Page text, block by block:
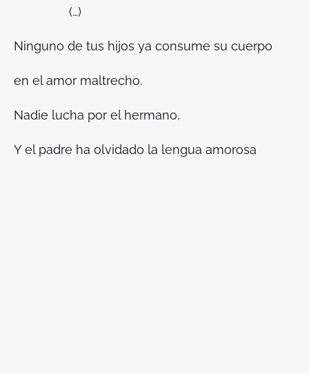
(…)
Ninguno de tus hijos ya consume su cuerpo
en el amor maltrecho.
Nadie lucha por el hermano,
Y el padre ha olvidado la lengua amorosa